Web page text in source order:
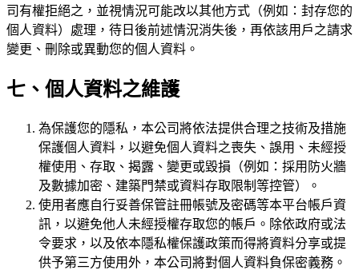
司有權拒絕之，並視情況可能改以其他方式（例如：封存您的
個人資料）處理，待日後前述情況消失後，再依該用戶之請求
變更、刪除或異動您的個人資料。
七、個人資料之維護
為保護您的隱私，本公司將依法提供合理之技術及措施
保護個人資料，以避免個人資料之喪失、誤用、未經授
權使用、存取、揭露、變更或毀損（例如：採用防火牆
及數據加密、建築門禁或資料存取限制等控管）。
使用者應自行妥善保管註冊帳號及密碼等本平台帳戶資
訊，以避免他人未經授權存取您的帳戶。除依政府或法
令要求，以及依本隱私權保護政策而得將資料分享或提
供予第三方使用外，本公司將對個人資料負保密義務。